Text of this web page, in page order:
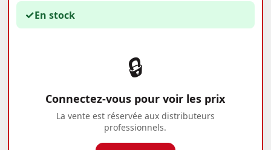
✓En stock
🔒
Connectez-vous pour voir les prix
La vente est réservée aux distributeurs
professionnels.